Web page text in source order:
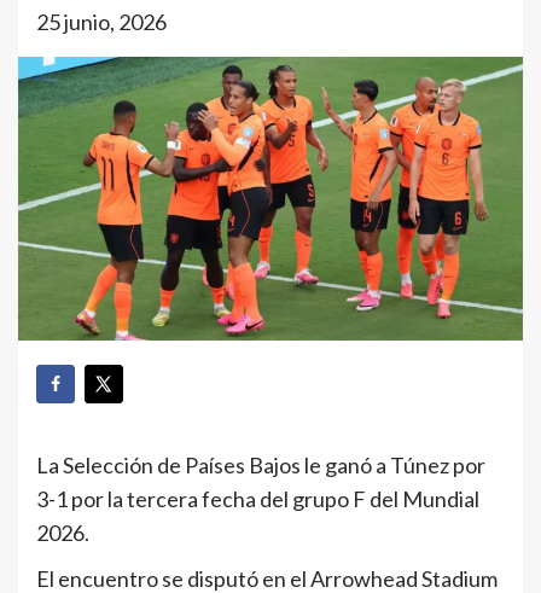
25 junio, 2026
La Selección de Países Bajos le ganó a Túnez por
3-1 por la tercera fecha del grupo F del Mundial
2026.
El encuentro se disputó en el Arrowhead Stadium